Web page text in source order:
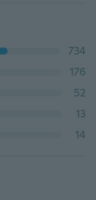
734
176
52
13
14